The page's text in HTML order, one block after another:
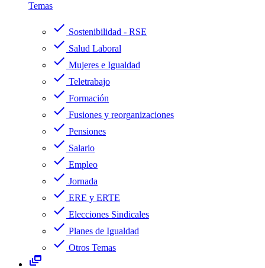
Temas
check Sostenibilidad - RSE
check Salud Laboral
check Mujeres e Igualdad
check Teletrabajo
check Formación
check Fusiones y reorganizaciones
check Pensiones
check Salario
check Empleo
check Jornada
check ERE y ERTE
check Elecciones Sindicales
check Planes de Igualdad
check Otros Temas
dynamic_feed